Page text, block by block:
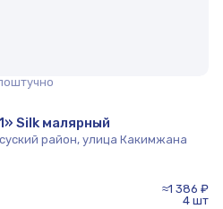
Silk малярный
район, улица Какимжана
≈1 386 ₽
4 шт